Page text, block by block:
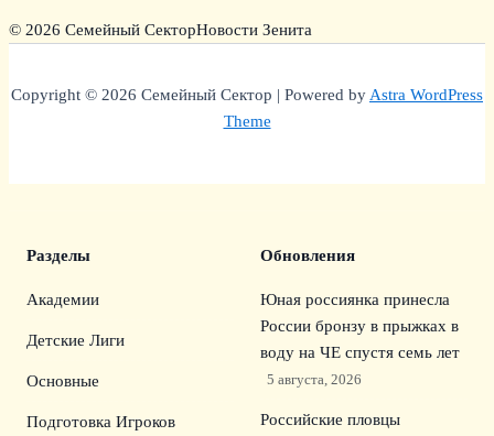
© 2026 Семейный СекторНовости Зенита
Copyright © 2026 Семейный Сектор | Powered byAstra WordPress
Theme
Разделы
Академии
Детские Лиги
Основные
Подготовка Игроков
Обновления
Юная россиянка принесла
России бронзу в прыжках в
воду на ЧЕ спустя семь лет
5 августа, 2026
Российские пловцы